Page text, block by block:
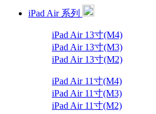
iPad Air 系列
iPad Air 13寸(M4)
iPad Air 13寸(M3)
iPad Air 13寸(M2)
iPad Air 11寸(M4)
iPad Air 11寸(M3)
iPad Air 11寸(M2)